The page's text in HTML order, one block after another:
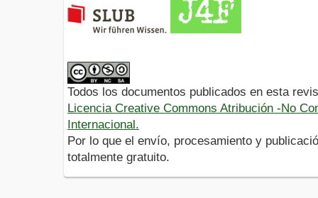
Todos los documentos publicados en esta
Licencia Creative Commons Atribución -No
Internacional.
Por lo que el envío, procesamiento y
totalmente gratuito.